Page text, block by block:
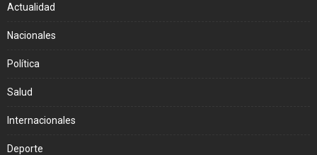
Actualidad
Nacionales
Política
Salud
Internacionales
Deporte